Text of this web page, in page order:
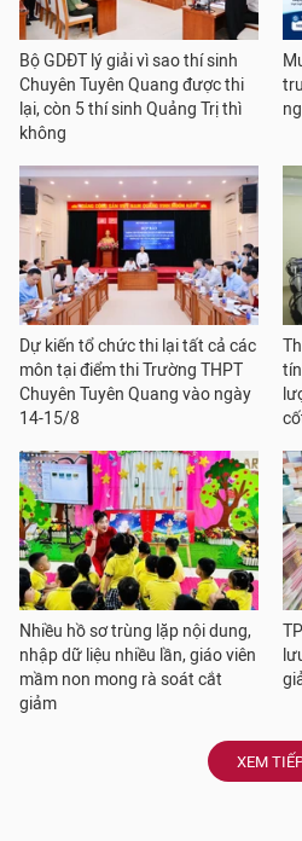
Bộ GDĐT lý giải vì sao thí sinh
Chuyên Tuyên Quang được thi
lại, còn 5 thí sinh Quảng Trị thì
không
Dự kiến tổ chức thi lại tất cả các
môn tại điểm thi Trường THPT
Chuyên Tuyên Quang vào ngày
14-15/8
Nhiều hồ sơ trùng lặp nội dung,
nhập dữ liệu nhiều lần, giáo viên
mầm non mong rà soát cắt
giảm
XEM